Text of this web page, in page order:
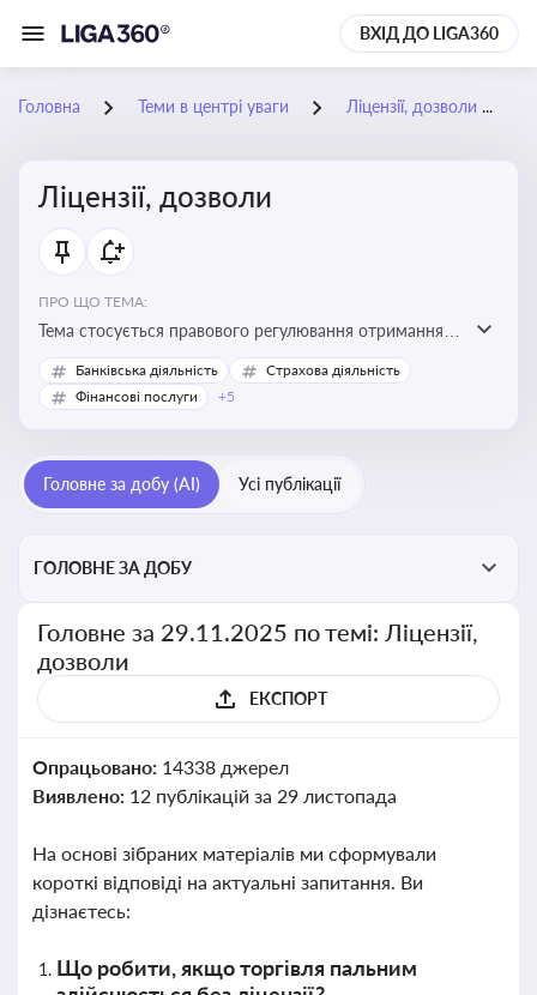
ВХІД ДО LIGA360
Головна Теми в центрі уваги Ліцензії, дозволи
Ліцензії, дозволи
ПРО ЩО ТЕМА:
Тема стосується правового регулювання отримання,
переоформлення, анулювання ліцензій і дозволів,
необхідних для провадження господарської
Банківська діяльність
Страхова діяльність
Фінансові послуги
+5
Головне за добу (AI) Усі публікації
ГОЛОВНЕ ЗА ДОБУ
Головне за 29.11.2025 по темі: Ліцензії,
дозволи
ЕКСПОРТ
Опрацьовано: 14338 джерел
Виявлено: 12 публікацій за 29 листопада
На основі зібраних матеріалів ми сформували
короткі відповіді на актуальні запитання. Ви
дізнаєтесь:
Що робити, якщо торгівля пальним